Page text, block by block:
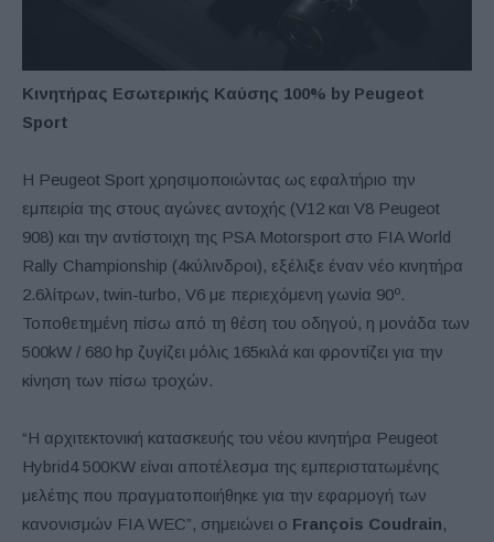
Κινητήρας Εσωτερικής Καύσης 100% by Peugeot
Sport
Η Peugeot Sport χρησιμοποιώντας ως εφαλτήριο την
εμπειρία της στους αγώνες αντοχής (V12 και V8 Peugeot
908) και την αντίστοιχη της PSA Motorsport στο FIA World
Rally Championship (4κύλινδροι), εξέλιξε έναν νέο κινητήρα
2.6λίτρων, twin-turbo, V6 με περιεχόμενη γωνία 90ο.
Τοποθετημένη πίσω από τη θέση του οδηγού, η μονάδα των
500kW / 680 hp ζυγίζει μόλις 165κιλά και φροντίζει για την
κίνηση των πίσω τροχών.
“Η αρχιτεκτονική κατασκευής του νέου κινητήρα Peugeot
Hybrid4 500KW είναι αποτέλεσμα της εμπεριστατωμένης
μελέτης που πραγματοποιήθηκε για την εφαρμογή των
κανονισμών FIA WEC”, σημειώνει ο François Coudrain,